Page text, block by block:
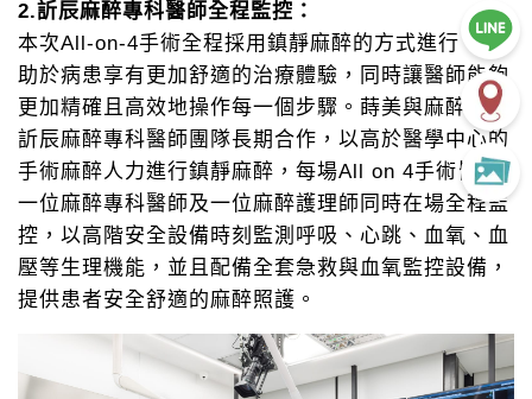
2.訢辰麻醉專科醫師全程監控：
本次All-on-4手術全程採用鎮靜麻醉的方式進行，有
助於病患享有更加舒適的治療體驗，同時讓醫師能夠
更加精確且高效地操作每一個步驟。蒔美與麻醉龍頭
訢辰麻醉專科醫師團隊長期合作，以高於醫學中心的
手術麻醉人力進行鎮靜麻醉，每場All on 4手術皆有
一位麻醉專科醫師及一位麻醉護理師同時在場全程監
控，以高階安全設備時刻監測呼吸、心跳、血氧、血
壓等生理機能，並且配備全套急救與血氧監控設備，
提供患者安全舒適的麻醉照護。